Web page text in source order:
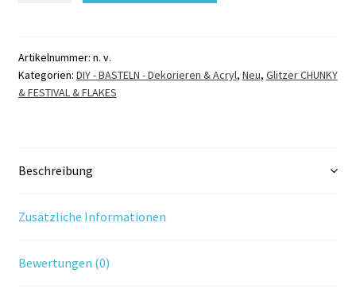
Menge
Artikelnummer: n. v.
Kategorien: DIY - BASTELN - Dekorieren & Acryl, Neu, Glitzer CHUNKY
& FESTIVAL & FLAKES
Beschreibung
Zusätzliche Informationen
Bewertungen (0)